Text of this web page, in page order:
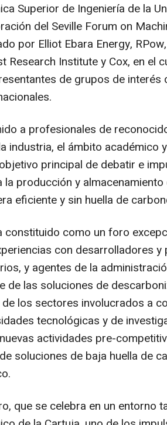
Superior de Ingeniería de la
del Seville Forum on
por Elliot Ebara Energy,
Research Institute y Cox, en el
de grupos de interés
a profesionales de
industria, el ámbito académico
principal de debatir e
producción y
eficiente y sin huella de
constituido como un foro
con desarrolladores y
y agentes de la
de las soluciones de
los sectores involucrados a
tecnológicas y de
actividades pre-
soluciones de baja huella de
que se celebra en un entorno